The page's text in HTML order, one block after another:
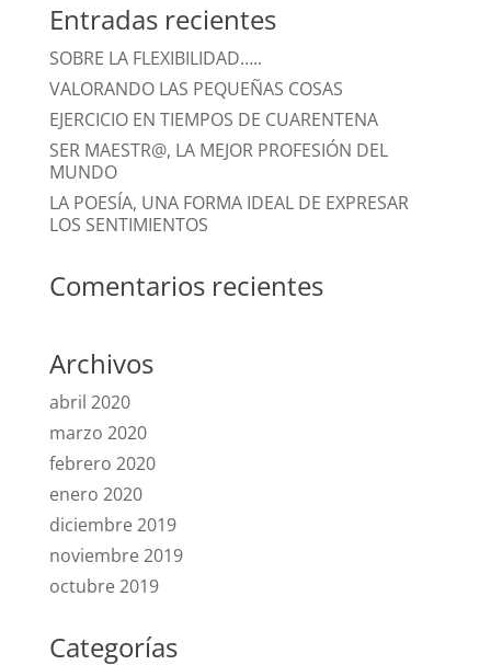
Entradas recientes
SOBRE LA FLEXIBILIDAD…..
VALORANDO LAS PEQUEÑAS COSAS
EJERCICIO EN TIEMPOS DE CUARENTENA
SER MAESTR@, LA MEJOR PROFESIÓN DEL
MUNDO
LA POESÍA, UNA FORMA IDEAL DE EXPRESAR
LOS SENTIMIENTOS
Comentarios recientes
Archivos
abril 2020
marzo 2020
febrero 2020
enero 2020
diciembre 2019
noviembre 2019
octubre 2019
Categorías